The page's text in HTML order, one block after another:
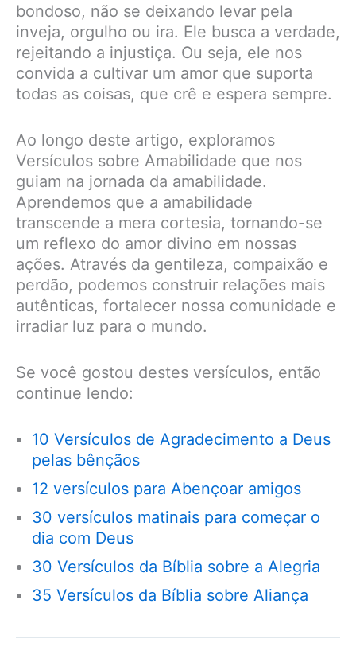
bondoso, não se deixando levar pela
inveja, orgulho ou ira. Ele busca a verdade,
rejeitando a injustiça. Ou seja, ele nos
convida a cultivar um amor que suporta
todas as coisas, que crê e espera sempre.
Ao longo deste artigo, exploramos
Versículos sobre Amabilidade que nos
guiam na jornada da amabilidade.
Aprendemos que a amabilidade
transcende a mera cortesia, tornando-se
um reflexo do amor divino em nossas
ações. Através da gentileza, compaixão e
perdão, podemos construir relações mais
autênticas, fortalecer nossa comunidade e
irradiar luz para o mundo.
Se você gostou destes versículos, então
continue lendo:
10 Versículos de Agradecimento a Deus
pelas bênçãos
12 versículos para Abençoar amigos
30 versículos matinais para começar o
dia com Deus
30 Versículos da Bíblia sobre a Alegria
35 Versículos da Bíblia sobre Aliança